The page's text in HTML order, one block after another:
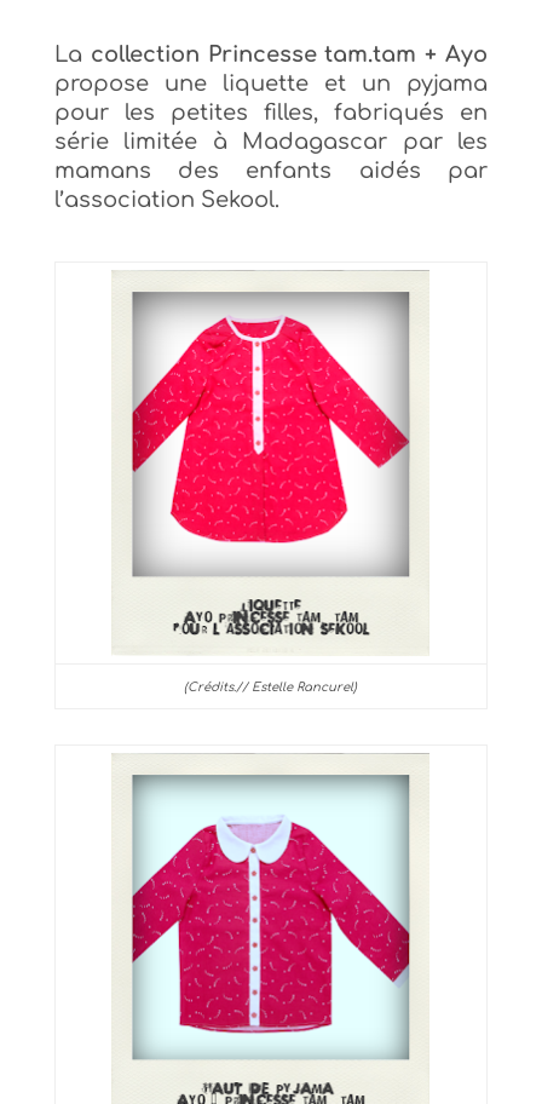
La collection Princesse tam.tam + Ayo
propose une liquette et un pyjama
pour les petites filles, fabriqués en
série limitée à Madagascar par les
mamans des enfants aidés par
l’association Sekool.
(Crédits.// Estelle Rancurel)